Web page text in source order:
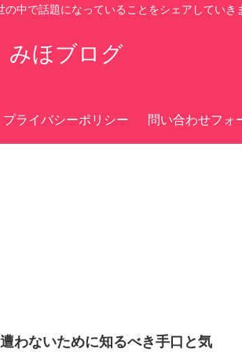
中で話題になっていることをシェアしていき
みほブログ
プライバシーポリシー 問い合わせフォ
わないために知るべき手口と気